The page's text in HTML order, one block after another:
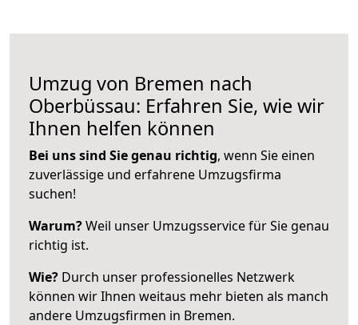
Umzug von Bremen nach
Oberbüssau: Erfahren Sie, wie wir
Ihnen helfen können
Bei uns sind Sie genau richtig, wenn Sie einen
zuverlässige und erfahrene Umzugsfirma
suchen!
Warum?Weil unser Umzugsservice für Sie genau
richtig ist.
Wie? Durch unser professionelles Netzwerk
können wir Ihnen weitaus mehr bieten als manch
andere Umzugsfirmen in Bremen.